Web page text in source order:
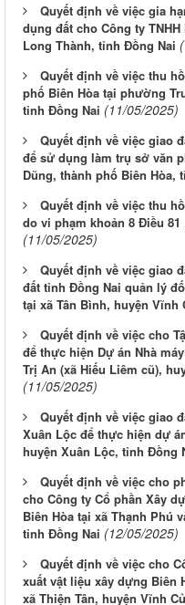
Quyết định về việc gia
dụng đất cho Công ty
Long Thành, tỉnh Đồng Nai
Quyết định về việc thu
phố Biên Hòa tại phường
tỉnh Đồng Nai (11/05/2025)
Quyết định về việc giao
để sử dụng làm trụ sở văn
Dũng, thành phố Biên Hòa,
Quyết định về việc thu
do vi phạm khoản 8 Điều 81
(11/05/2025)
Quyết định về việc giao
đất tỉnh Đồng Nai quản lý
tại xã Tân Bình, huyện
Quyết định về việc cho
để thực hiện Dự án Nhà
Trị An (xã Hiếu Liêm cũ),
(11/05/2025)
Quyết định về việc giao
Xuân Lộc để thực hiện dự
huyện Xuân Lộc, tỉnh Đồng
Quyết định về việc cho
cho Công ty Cổ phần Xây
Biên Hòa tại xã Thạnh Phú
tỉnh Đồng Nai (12/05/2025)
Quyết định về việc cho
xuất vật liệu xây dựng Biên
xã Thiện Tân, huyện Vĩnh